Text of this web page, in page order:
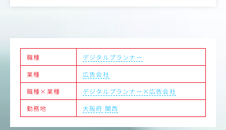
を磨く場面も多く、成長を実感しやすい仕事です。
アカウントプランナー：対クライアントにおけるフロント
を担う業務
広告運用コンサルタント：対クライアントにおける広告の
戦略立案から運用までを担う業務
SEO/LLMOコンサルタント：対クライアントにおけるSEO/
LLMOの戦略立案から運用までを担う業務
AI×新規事業企画：対社内においてAI×マーケティングの
新たなソリューションを立案し、企画から立ち上げまでを
担う業務
職種
デジタルプランナー
業種
広告会社
職種×業種
デジタルプランナー×広告会社
勤務地
大阪府 関西